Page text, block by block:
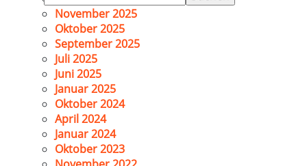
nach:
November 2025
Oktober 2025
September 2025
Juli 2025
Juni 2025
Januar 2025
Oktober 2024
April 2024
Januar 2024
Oktober 2023